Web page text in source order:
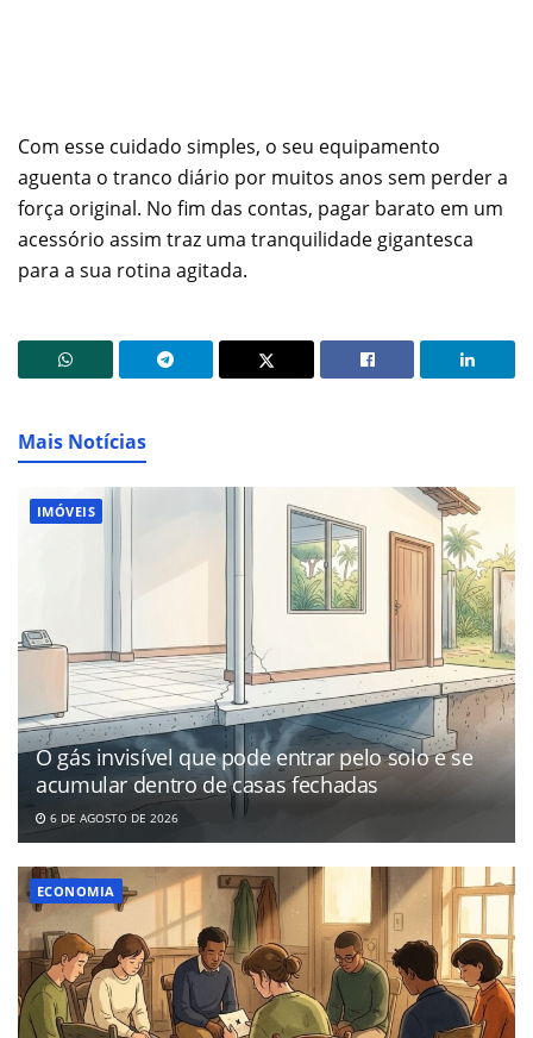
Com esse cuidado simples, o seu equipamento
aguenta o tranco diário por muitos anos sem perder a
força original. No fim das contas, pagar barato em um
acessório assim traz uma tranquilidade gigantesca
para a sua rotina agitada.
Mais Notícias
IMÓVEIS
O gás invisível que pode entrar pelo solo e se
acumular dentro de casas fechadas
6 DE AGOSTO DE 2026
ECONOMIA